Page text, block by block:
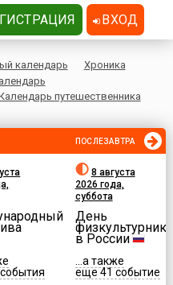
календарь
Хроника
путешественника
ПОСЛЕЗАВТРА
8 августа
2026 года,
суббота
День
физкультурника
в России
...а также
еще 41 событие
ВХОД